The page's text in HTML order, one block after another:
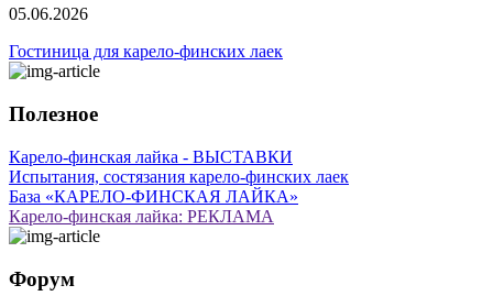
05.06.2026
Гостиница для карело-финских лаек
Полезное
Карело-финская лайка - ВЫСТАВКИ
Испытания, состязания карело-финских лаек
База «КАРЕЛО-ФИНСКАЯ ЛАЙКА»
Карело-финская лайка: РЕКЛАМА
Форум